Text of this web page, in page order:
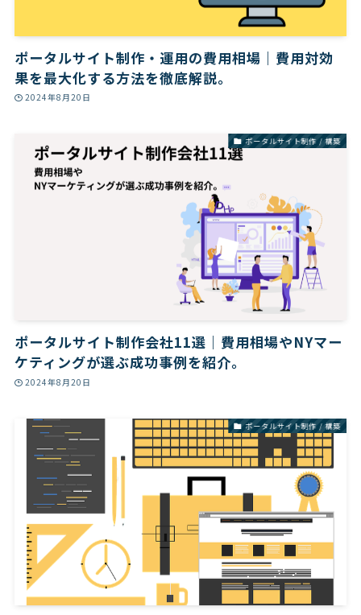
ポータルサイト制作・運用の費用相場｜費用対効
果を最大化する方法を徹底解説。
2024年8月20日
ポータルサイト制作 / 構築
ポータルサイト制作会社11選｜費用相場やNYマー
ケティングが選ぶ成功事例を紹介。
2024年8月20日
ポータルサイト制作 / 構築